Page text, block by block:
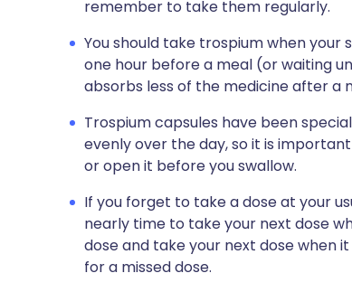
remember to take them regularly.
You should take trospium when your
one hour before a meal (or waiting
absorbs less of the medicine after a
Trospium capsules have been
evenly over the day, so it is
or open it before you swallow.
If you forget to take a dose at your
nearly time to take your next dose
dose and take your next dose when
for a missed dose.